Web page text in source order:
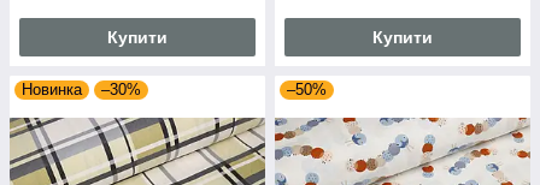
Купити Купити
Новинка –30% –50%